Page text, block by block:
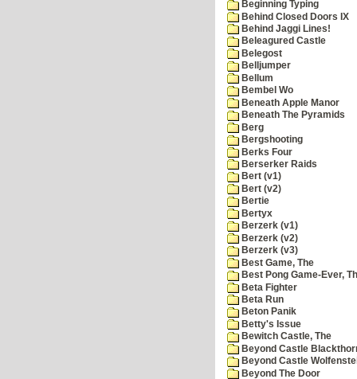
Beginning Typing
Behind Closed Doors IX
Behind Jaggi Lines!
Beleagured Castle
Belegost
Belljumper
Bellum
Bembel Wo
Beneath Apple Manor
Beneath The Pyramids
Berg
Bergshooting
Berks Four
Berserker Raids
Bert (v1)
Bert (v2)
Bertie
Bertyx
Berzerk (v1)
Berzerk (v2)
Berzerk (v3)
Best Game, The
Best Pong Game-Ever,
Beta Fighter
Beta Run
Beton Panik
Betty's Issue
Bewitch Castle, The
Beyond Castle
Beyond Castle
Beyond The Door